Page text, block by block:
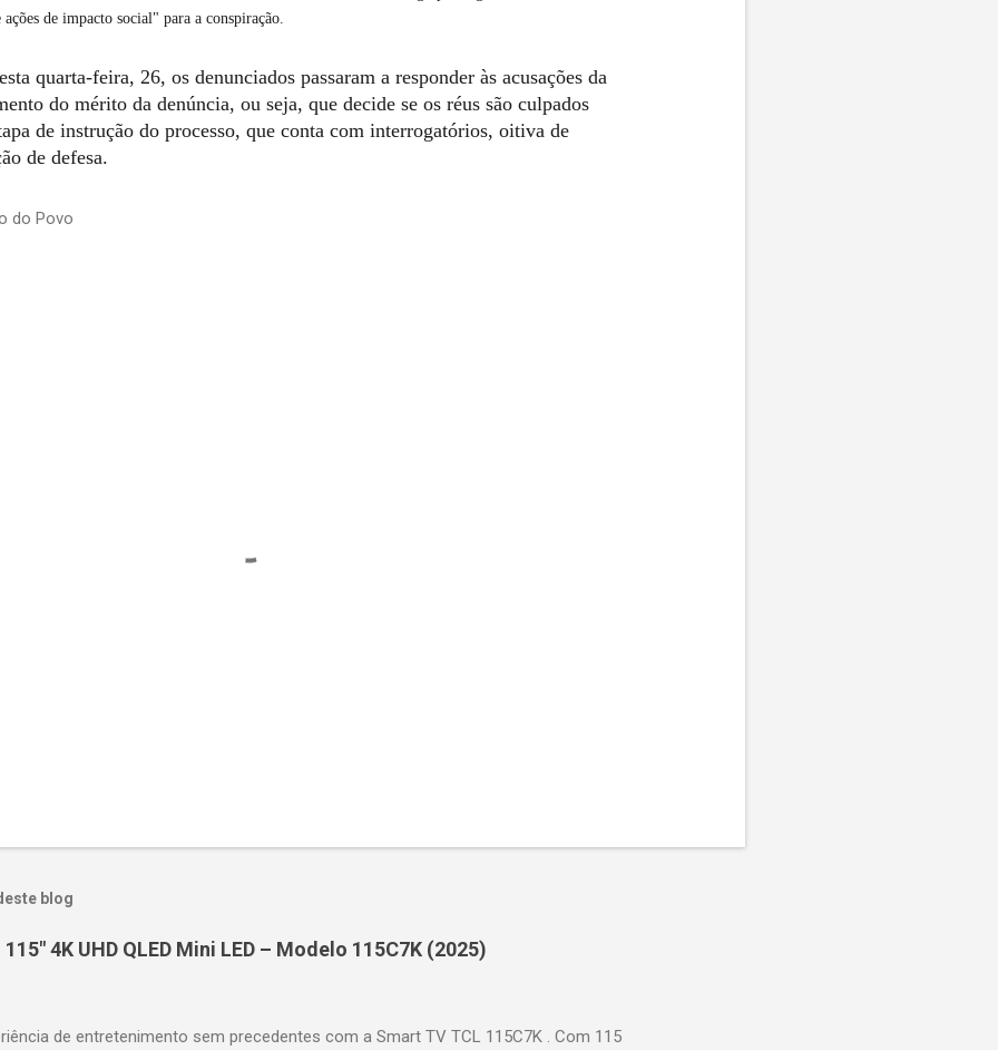
de impacto social" para a conspiração.
quarta-feira, 26, os denunciados passaram a responder às acusações da
do mérito da denúncia, ou seja, que decide se os réus são culpados
de instrução do processo, que conta com interrogatórios, oitiva de
de defesa.
do Povo
blog
4K UHD QLED Mini LED – Modelo 115C7K (2025)
de entretenimento sem precedentes com a Smart TV TCL 115C7K . Com 115